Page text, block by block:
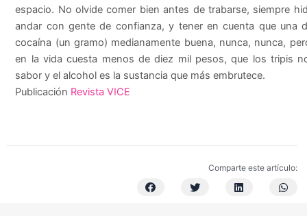
espacio. No olvide comer bien antes de trabarse, siempre
andar con gente de confianza, y tener en cuenta que una
cocaína (un gramo) medianamente buena, nunca, nunca,
en la vida cuesta menos de diez mil pesos, que los tripis
sabor y el alcohol es la sustancia que más embrutece.
Publicación Revista VICE
Comparte este artículo: